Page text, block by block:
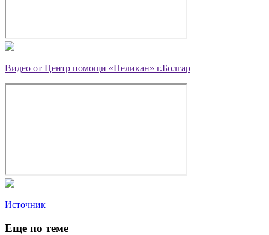
Видео от Центр помощи «Пеликан» г.Болгар
Источник
Еще по теме